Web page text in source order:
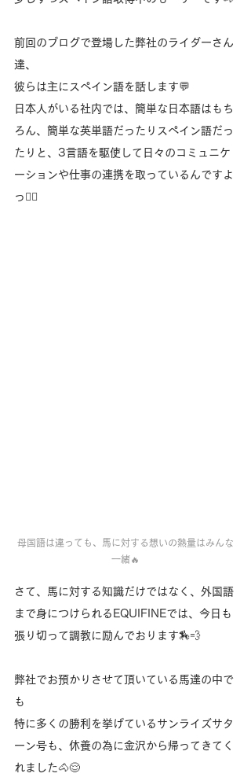
前回のブログで登場した弊社のライダーさん
達、
彼らは主にスペイン語を話します💬
日本人がいる社内では、簡単な日本語はもち
ろん、簡単な英単語だったりスペイン語だっ
たりと、3言語を駆使して日々のコミュニケ
ーションや仕事の連携を取っているんですよ
っ🙆‍♀️
母国語は違っても、馬に対する想いの熱量はみんな
一緒🔥
さて、馬に対する知識だけではなく、外国語
まで身につけられるEQUIFINEでは、今日も
張り切って調教に励んでおります🏇💨
弊社でお預かりさせて頂いている馬達の中で
も
特に多くの勝利を挙げているサンライズサタ
ーン号も、休養の為に金沢から帰ってきてく
れました🐴😌